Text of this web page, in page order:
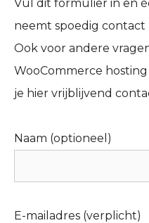
Vul dit formulier in en
neemt spoedig contact
Ook voor andere
WooCommerce
je hier vrijblijvend
Naam (optioneel)
E-mailadres (verplicht)